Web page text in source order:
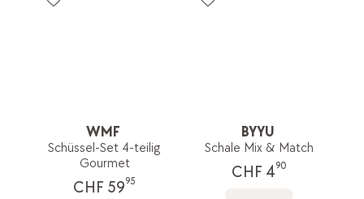
WMF
Schüssel-Set 4-teilig
Gourmet
CHF 5995
BYYU
Schale Mix & Match
CHF 490